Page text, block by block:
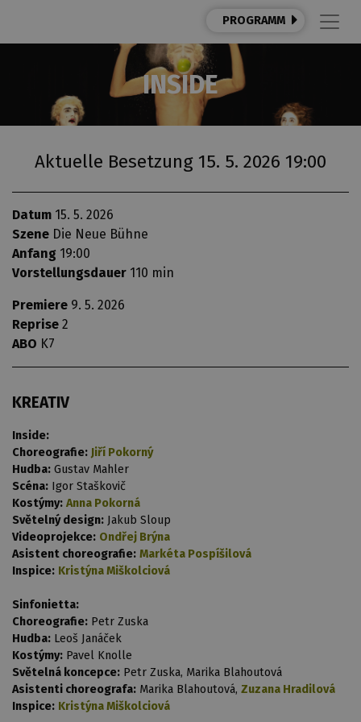
PROGRAMM
INSIDE
Aktuelle Besetzung 15. 5. 2026 19:00
Datum 15. 5. 2026
Szene Die Neue Bühne
Anfang 19:00
Vorstellungsdauer 110 min
Premiere 9. 5. 2026
Reprise 2
ABO K7
KREATIV
Inside:
Choreografie: Jiří Pokorný
Hudba: Gustav Mahler
Scéna: Igor Staškovič
Kostýmy: Anna Pokorná
Světelný design: Jakub Sloup
Videoprojekce: Ondřej Brýna
Asistent choreografie: Markéta Pospíšilová
Inspice: Kristýna Miškolciová
Sinfonietta:
Choreografie: Petr Zuska
Hudba: Leoš Janáček
Kostýmy: Pavel Knolle
Světelná koncepce: Petr Zuska, Marika Blahoutová
Asistenti choreografa: Marika Blahoutová, Zuzana Hradilová
Inspice: Kristýna Miškolciová